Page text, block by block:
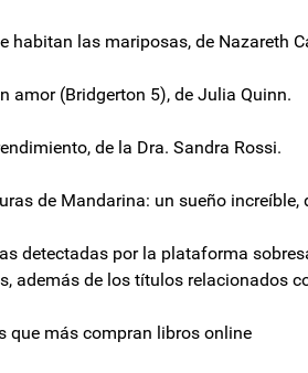
habitan las mariposas, de Nazareth
amor (Bridgerton 5), de Julia Quinn.
de la Dra. Sandra Rossi.
de Mandarina: un sueño increíble,
detectadas por la plataforma
además de los títulos relacionados
que más compran libros online